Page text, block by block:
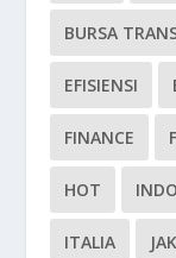
BURSA
EFISIENSI
FINANCE
HOT
ITALIA